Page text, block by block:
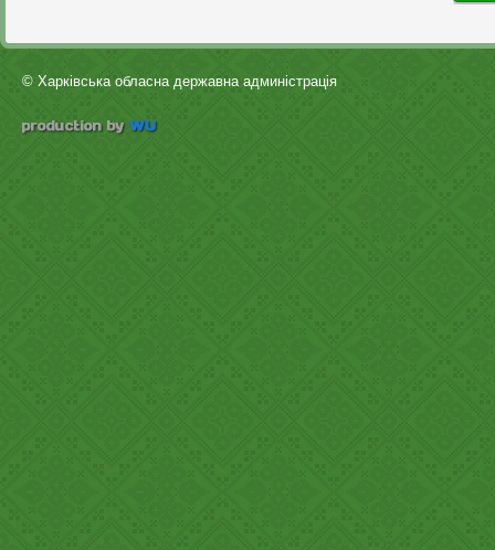
© Харківська обласна державна админістрація